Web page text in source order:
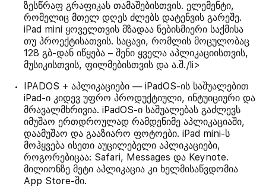
ზესწრაფ გრაფიკას თამაშებისთვის. ელემენტი,
რომელიც მთელ დღეს ძლებს დატენვის გარეშე.
iPad mini ყოველთვის მზადაა ნებისმიერი საქმისა
თუ პროექტისათვის. საცავი, რომლის მოცულობაც
128 გბ-დან იწყება – შენი ყველა აპლიკაციისთვის,
მუსიკისთვის, ფილმებისთვის და ა.შ./li>
IPADOS + აპლიკაციები — iPadOS-ის საშუალებით
iPad-ი კიდევ უფრო პროდუქტიული, ინტუიციური და
მრავალმხრივია. iPadOS-ი საშუალებას გაძლევს
იმუშაო ერთდროულად რამდენიმე აპლიკაციაში,
დაამუშაო და გააზიარო ფოტოები. iPad mini-ს
მოჰყვება ისეთი აუცილებელი აპლიკაციები,
როგორებიცაა: Safari, Messages და Keynote.
მილიონზე მეტი აპლიკაცია კი ხელმისაწვდომია
App Store-ში.